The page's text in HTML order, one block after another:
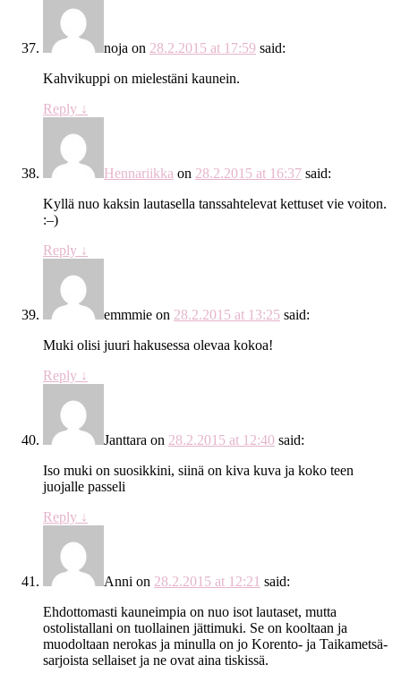
noja on 28.2.2015 at 17:59 said:
Kahvikuppi on mielestäni kaunein.
Reply ↓
Hennariikka on 28.2.2015 at 16:37 said:
Kyllä nuo kaksin lautasella tanssahtelevat kettuset vie voiton.
:–)
Reply ↓
emmmie on 28.2.2015 at 13:25 said:
Muki olisi juuri hakusessa olevaa kokoa!
Reply ↓
Janttara on 28.2.2015 at 12:40 said:
Iso muki on suosikkini, siinä on kiva kuva ja koko teen
juojalle passeli
Reply ↓
Anni on 28.2.2015 at 12:21 said:
Ehdottomasti kauneimpia on nuo isot lautaset, mutta
ostolistallani on tuollainen jättimuki. Se on kooltaan ja
muodoltaan nerokas ja minulla on jo Korento- ja Taikametsä-
sarjoista sellaiset ja ne ovat aina tiskissä.